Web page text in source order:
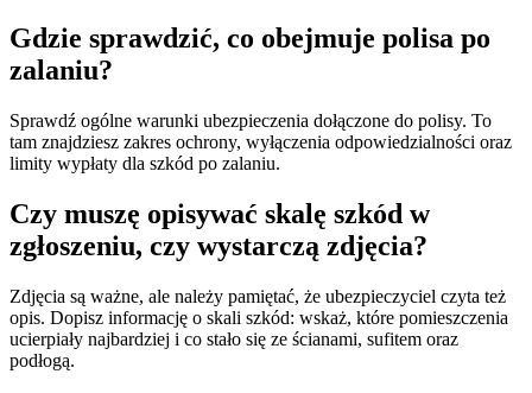
Gdzie sprawdzić, co obejmuje polisa po
zalaniu?
Sprawdź ogólne warunki ubezpieczenia dołączone do polisy. To
tam znajdziesz zakres ochrony, wyłączenia odpowiedzialności oraz
limity wypłaty dla szkód po zalaniu.
Czy muszę opisywać skalę szkód w
zgłoszeniu, czy wystarczą zdjęcia?
Zdjęcia są ważne, ale należy pamiętać, że ubezpieczyciel czyta też
opis. Dopisz informację o skali szkód: wskaż, które pomieszczenia
ucierpiały najbardziej i co stało się ze ścianami, sufitem oraz
podłogą.